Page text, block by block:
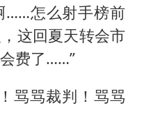
……怎么射手榜前
这回夏天转会市
费了……”
骂骂裁判！骂骂